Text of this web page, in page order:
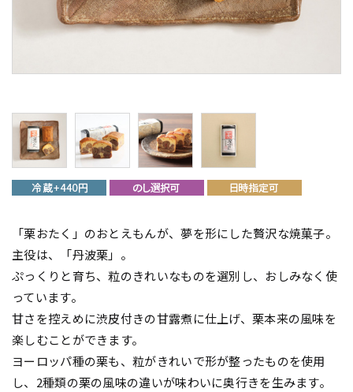
「栗おたく」のおとえもんが、夢を形にした贅沢な焼菓子。
主役は、「丹波栗」。
ぷっくりと育ち、粒のきれいなものを選別し、おしみなく使
っています。
甘さを控えめに渋皮付きの甘露煮に仕上げ、栗本来の風味を
楽しむことができます。
ヨーロッパ種の栗も、粒がきれいで形が整ったものを使用
し、2種類の栗の風味の違いが味わいに奥行きを生みます。